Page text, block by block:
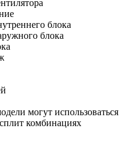
блока
блока
могут использоваться
комбинациях